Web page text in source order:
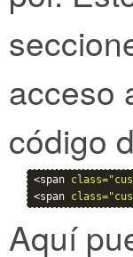
acceso
código
<span
<span
Aquí